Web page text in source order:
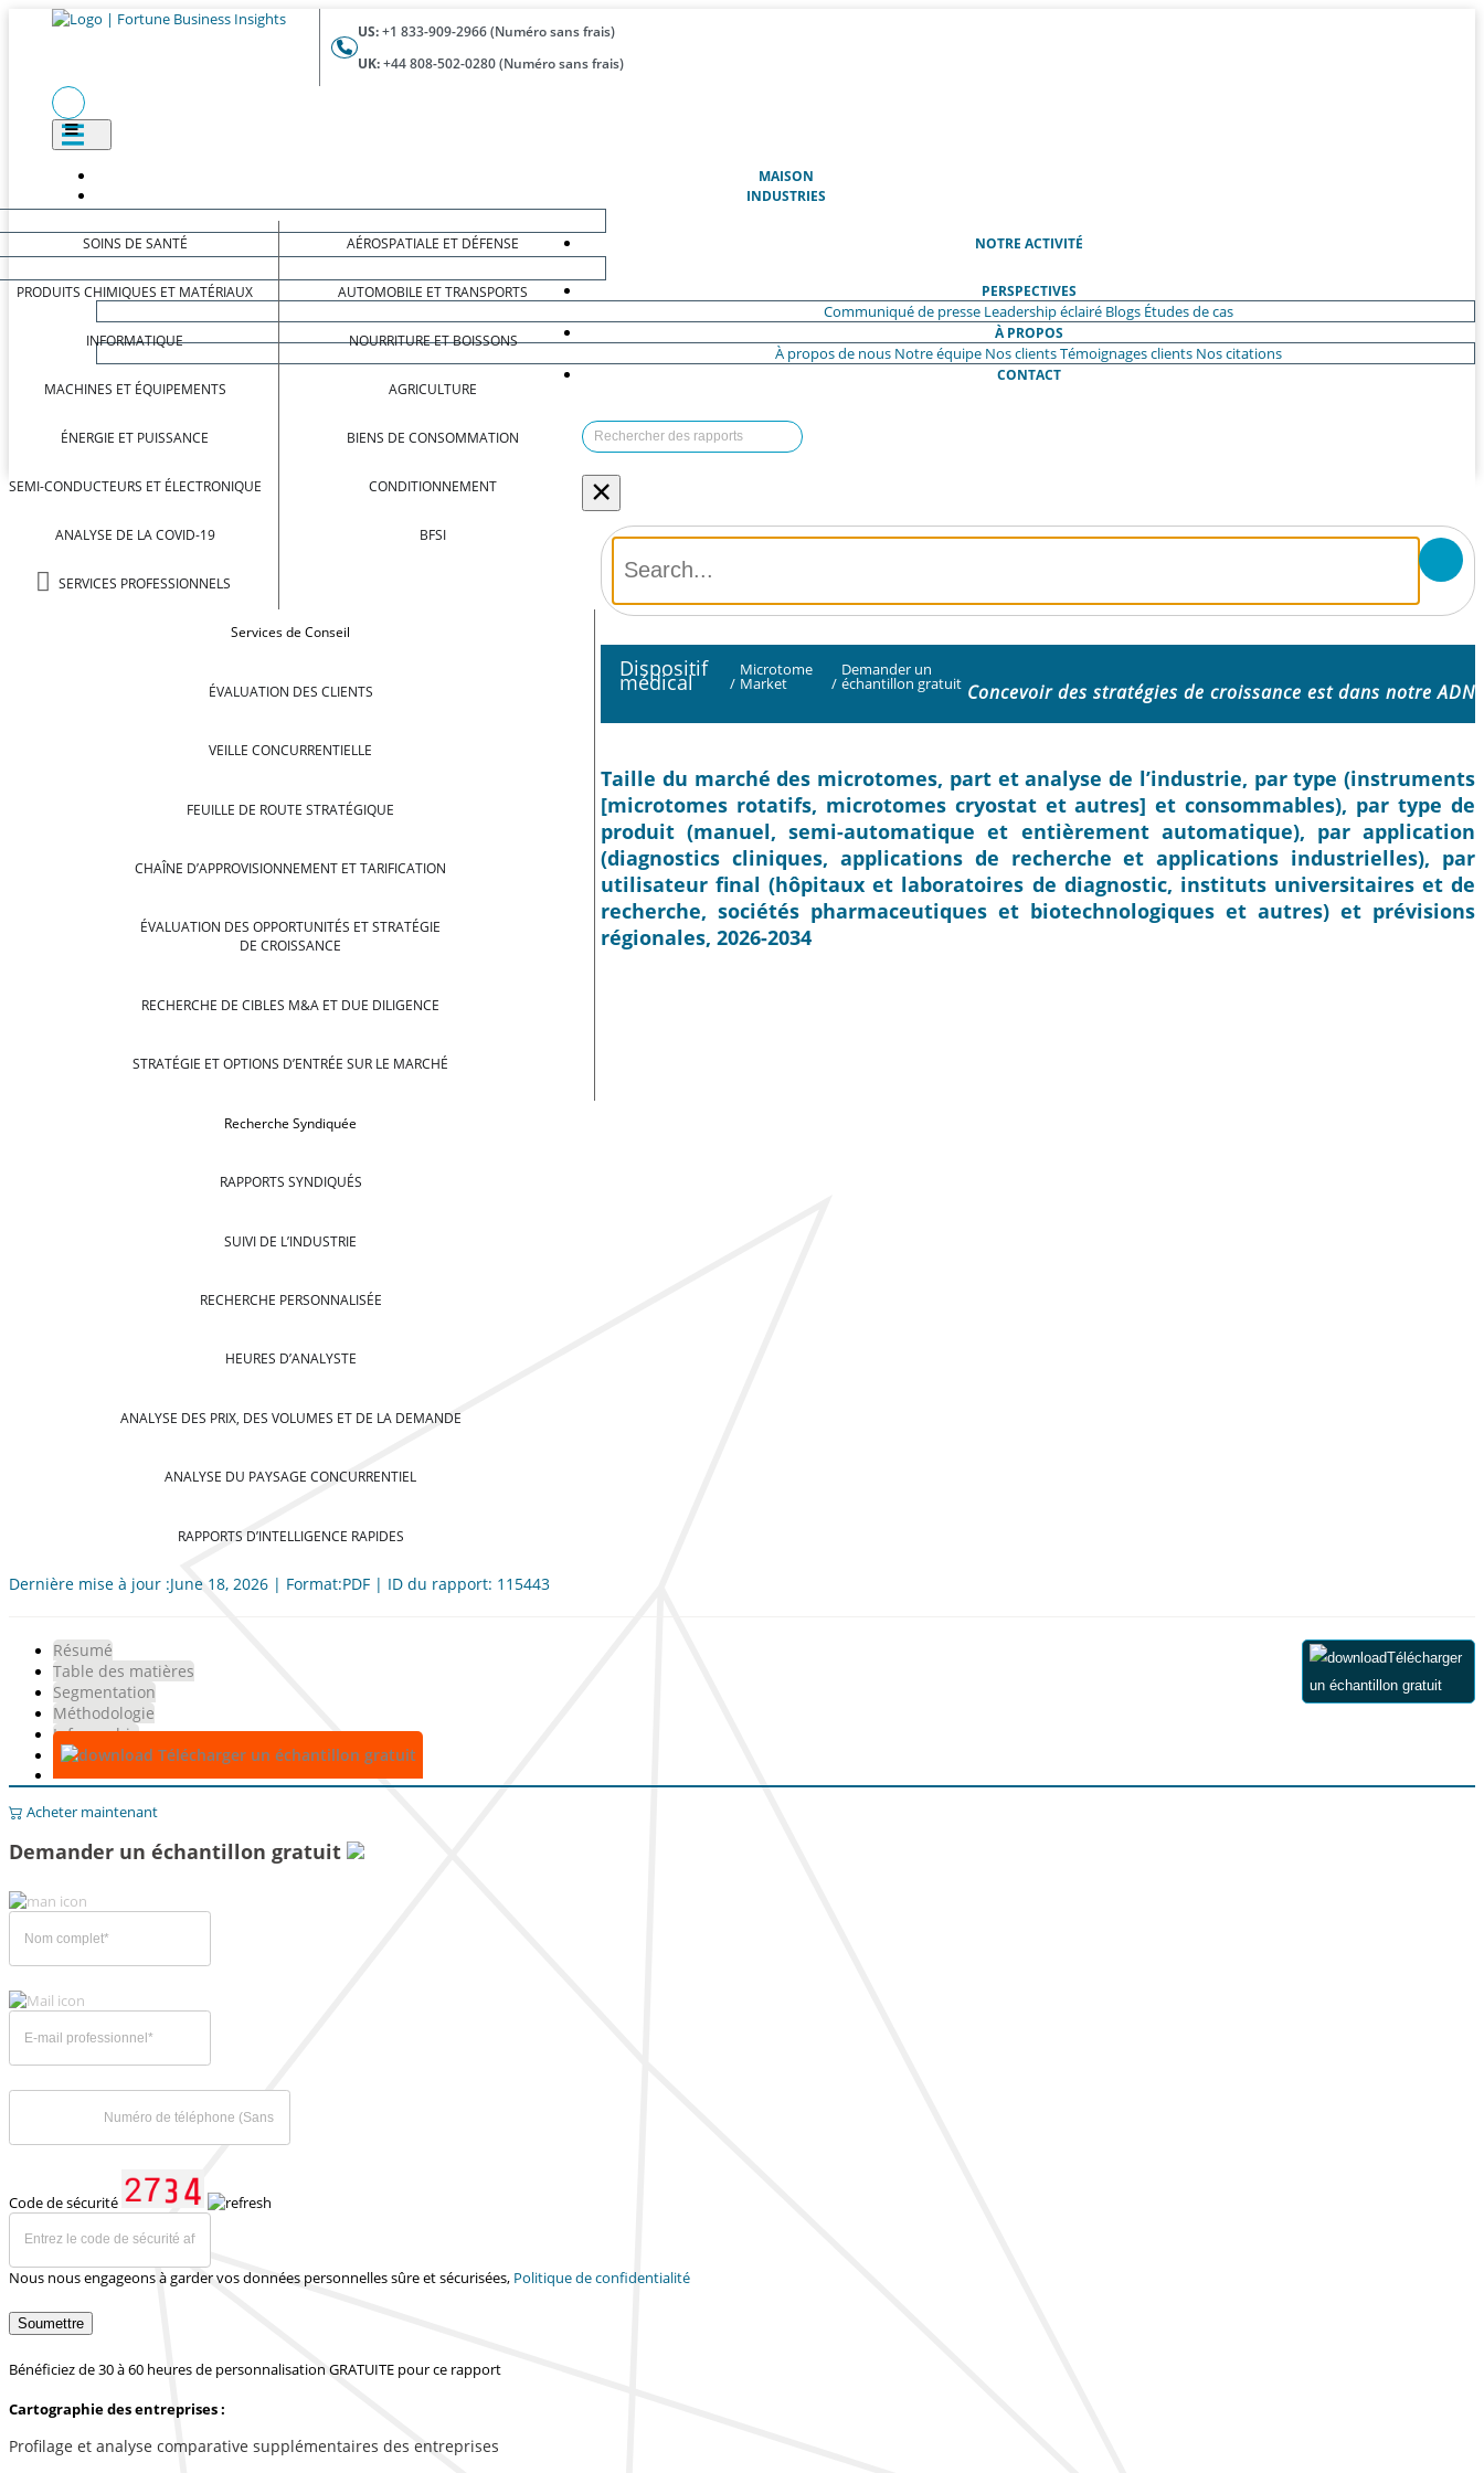
US:+1 833-909-2966 (Numéro sans frais)
UK:+44 808-502-0280 (Numéro sans frais)
MAISON(ACTUEL)
INDUSTRIES
SOINS DE SANTÉ
PRODUITS CHIMIQUES ET MATÉRIAUX
INFORMATIQUE
MACHINES ET ÉQUIPEMENTS
ÉNERGIE ET PUISSANCE
SEMI-CONDUCTEURS ET ÉLECTRONIQUE
ANALYSE DE LA COVID-19
SERVICES PROFESSIONNELS
AÉROSPATIALE ET DÉFENSE
AUTOMOBILE ET TRANSPORTS
NOURRITURE ET BOISSONS
AGRICULTURE
BIENS DE CONSOMMATION
CONDITIONNEMENT
BFSI
NOTRE ACTIVITÉ
Services de Conseil
ÉVALUATION DES CLIENTS
VEILLE CONCURRENTIELLE
FEUILLE DE ROUTE STRATÉGIQUE
CHAÎNE D’APPROVISIONNEMENT ET TARIFICATION
ÉVALUATION DES OPPORTUNITÉS ET STRATÉGIE
DE CROISSANCE
RECHERCHE DE CIBLES M&A ET DUE DILIGENCE
STRATÉGIE ET OPTIONS D’ENTRÉE SUR LE MARCHÉ
Recherche Syndiquée
RAPPORTS SYNDIQUÉS
SUIVI DE L’INDUSTRIE
RECHERCHE PERSONNALISÉE
HEURES D’ANALYSTE
ANALYSE DES PRIX, DES VOLUMES ET DE LA DEMANDE
ANALYSE DU PAYSAGE CONCURRENTIEL
RAPPORTS D’INTELLIGENCE RAPIDES
PERSPECTIVES
Communiqué de presse Leadership éclairé Blogs Études de cas
À PROPOS
À propos de nous Notre équipe Nos clientsTémoignages clients Nos citations
CONTACT
×
Dispositif
médical /
Microtome
Market /
Demander un
échantillon gratuit Concevoir des stratégies de croissance est dans notre ADN
Taille du marché des microtomes, part et analyse de l’industrie, par type (instruments
[microtomes rotatifs, microtomes cryostat et autres] et consommables), par type de
produit (manuel, semi-automatique et entièrement automatique), par application
(diagnostics cliniques, applications de recherche et applications industrielles), par
utilisateur final (hôpitaux et laboratoires de diagnostic, instituts universitaires et de
recherche, sociétés pharmaceutiques et biotechnologiques et autres) et prévisions
régionales, 2026-2034
Dernière mise à jour :June 18, 2026 | Format:PDF | ID du rapport: 115443
Résumé
Table des matières
Segmentation
Méthodologie
Infographie
Télécharger un échantillon gratuit
Télécharger
un échantillon gratuit
Acheter maintenant
Demander un échantillon gratuit
Code de sécurité
Nous nous engageons à garder vos données personnelles sûre et sécurisées, Politique de confidentialité
Soumettre
Bénéficiez de 30 à 60 heures de personnalisation GRATUITE pour ce rapport
Cartographie des entreprises :
Profilage et analyse comparative supplémentaires des entreprises